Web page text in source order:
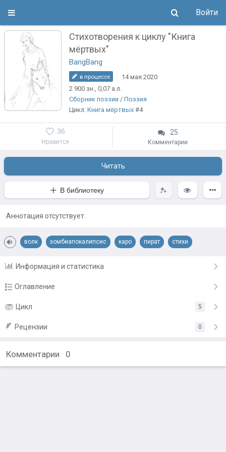
Войти
Стихотворения к циклу "Книга
мёртвых"
BangBang
в процессе
14 мая 2020
2 900 зн., 0,07 а.л.
Сборник поэзии / Поэзия
Цикл: Книга мёртвых#4
Нравится
36 25
Комментарии
Читать
В библиотеку
Аннотация отсутствует.
волк зомбиапокалипсис каро пират стихи
Информация и статистика
Оглавление
*** 14.05.20
Колыбельная для Каро 14.05.20
Цикл 5
Рецензии 0
Комментарии · 0